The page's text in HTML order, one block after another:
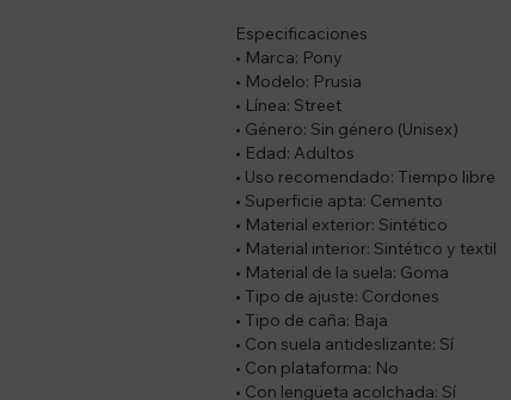
Especificaciones
• Marca: Pony
• Modelo: Prusia
• Línea: Street
• Género: Sin género (Unisex)
• Edad: Adultos
• Uso recomendado: Tiempo libre
• Superficie apta: Cemento
• Material exterior: Sintético
• Material interior: Sintético y textil
• Material de la suela: Goma
• Tipo de ajuste: Cordones
• Tipo de caña: Baja
• Con suela antideslizante: Sí
• Con plataforma: No
• Con lengüeta acolchada: Sí